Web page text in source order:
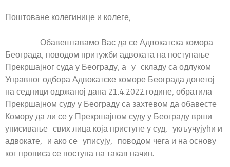
Поштоване колегинице и колеге,
Обавештавамо Вас да се Адвокатска комора
Београда, поводом притужби адвоката на поступање
Прекршајног суда у Београду, а у складу са одлуком
Управног одбора Адвокатске коморе Београда донетој
на седници одржаној дана 21.4.2022.године, обратила
Прекршајном суду у Београду са захтевом да обавесте
Комору да ли се у Прекршајном суду у Београду врши
уписивање свих лица која приступе у суд, укључујући и
адвокате, и ако се уписују, поводом чега и на основу
ког прописа се поступа на такав начин.